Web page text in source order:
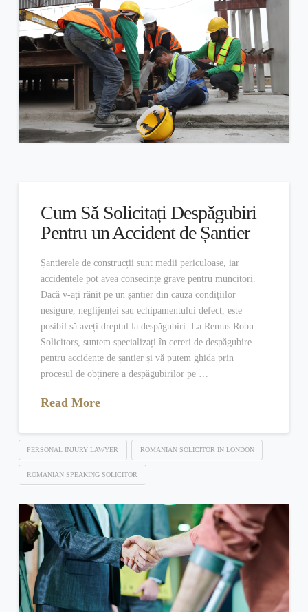
Cum Să Solicitați Despăgubiri
Pentru un Accident de Șantier
Șantierele de construcții sunt medii periculoase, iar
accidentele pot avea consecințe grave pentru muncitori.
Dacă v-ați rănit pe un șantier din cauza condițiilor
nesigure, neglijenței sau echipamentului defect, este
posibil să aveți dreptul la despăgubiri. La Remus Robu
Solicitors, suntem specializați în cereri de despăgubire
pentru accidente de șantier și vă putem ghida prin
procesul de obținere a despăgubirilor pe …
Read More
PERSONAL INJURY LAWYER ROMANIAN SOLICITOR IN LONDON
ROMANIAN SPEAKING SOLICITOR